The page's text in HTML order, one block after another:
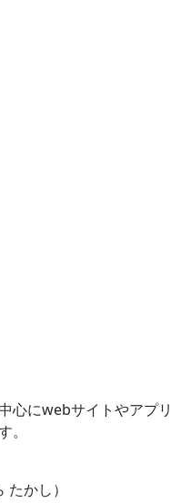
心にwebサイトやアプリ
たかし）